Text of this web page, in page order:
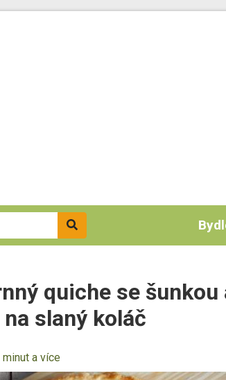
quiche se šunkou
slaný koláč
minut a více